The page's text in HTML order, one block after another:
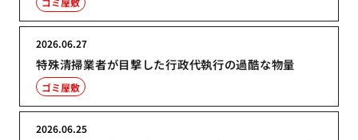
特殊清掃業者が目撃した行政代執行の過酷な物量
2026.06.27
ゴミ屋敷
2026.06.25